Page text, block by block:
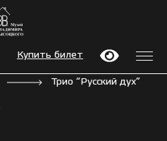
Купить билет
Трио “Русский дух”